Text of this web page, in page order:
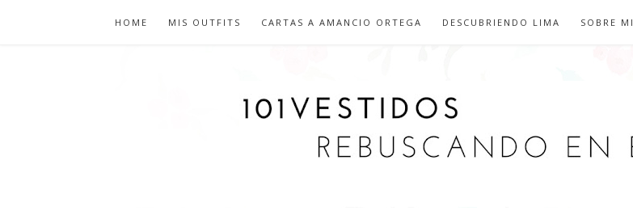
HOME MIS OUTFITS CARTAS A AMANCIO ORTEGA DESCUBRIENDO LIMA SOBRE MI